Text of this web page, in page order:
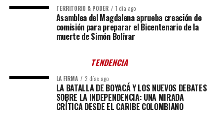
TERRITORIO & PODER 1 día ago
Asamblea del Magdalena aprueba creación de
comisión para preparar el Bicentenario de la
muerte de Simón Bolívar
TENDENCIA
LA FIRMA 2 días ago
LA BATALLA DE BOYACÁ Y LOS NUEVOS DEBATES
SOBRE LA INDEPENDENCIA: UNA MIRADA
CRÍTICA DESDE EL CARIBE COLOMBIANO